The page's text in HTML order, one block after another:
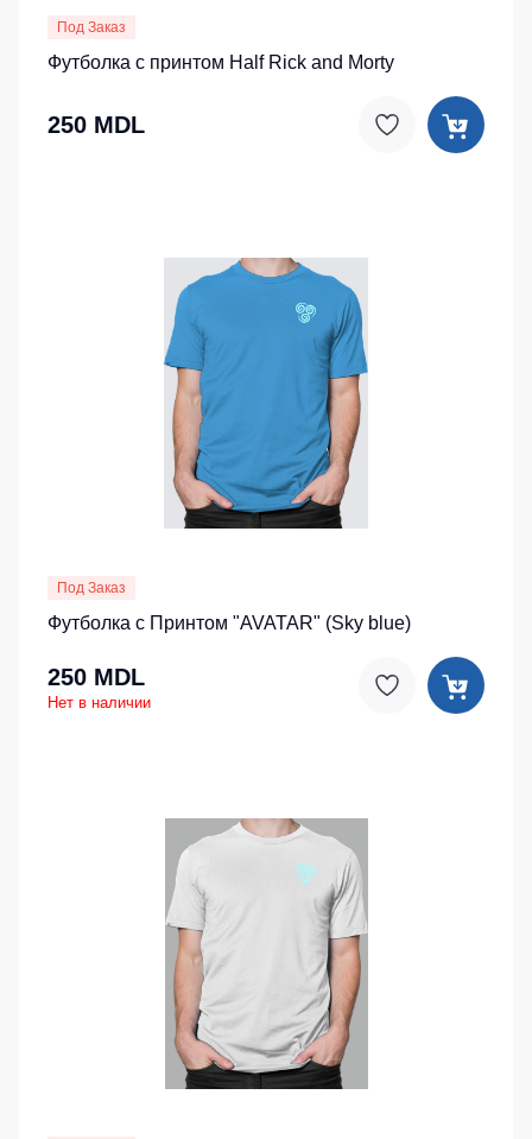
Под Заказ
Футболка с принтом Half Rick and Morty
250 MDL
Под Заказ
Футболка с Принтом "AVATAR" (Sky blue)
250 MDL
Нет в наличии